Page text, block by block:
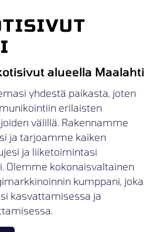
alueella Maalahti
yhdestä paikasta, joten
erilaisten
välillä. Rakennamme
ja tarjoamme kaiken
ja liiketoimintasi
Olemme kokonaisvaltainen
kumppani, joka
kasvattamisessa ja